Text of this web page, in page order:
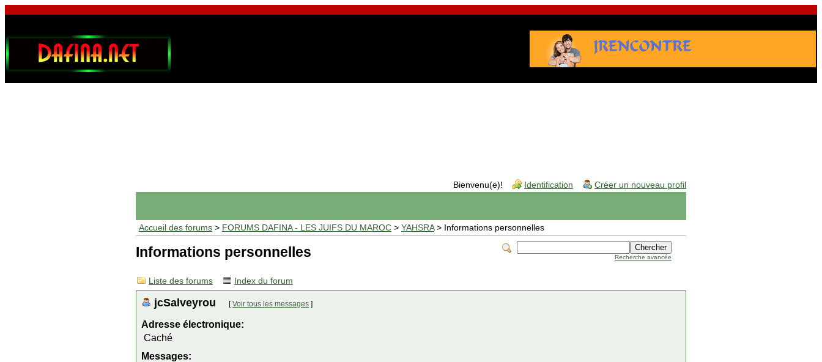
Bienvenu(e)! Identification Créer un nouveau profil
Accueil des forums > FORUMS DAFINA - LES JUIFS DU MAROC > YAHSRA> Informations personnelles
Recherche avancée
Informations personnelles
Liste des forums Index du forum
jcSalveyrou [Voir tous les messages ]
Adresse électronique:
Caché
Messages: